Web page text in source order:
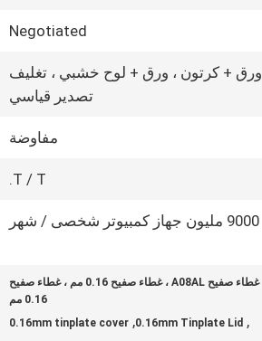
Negotiated
ورق + كرتون ، ورق + لوح خشبي ، تغليف
تصدير قياسي
مفاوضة
T / T.
9000 مليون جهاز كمبيوتر شخصى / شهر
غطاء صفيح A08AL ، غطاء صفيح 0.16 مم ، غطاء صفيح
0.16 مم
,
0.16mm Tinplate Lid
,
0.16mm tinplate cover